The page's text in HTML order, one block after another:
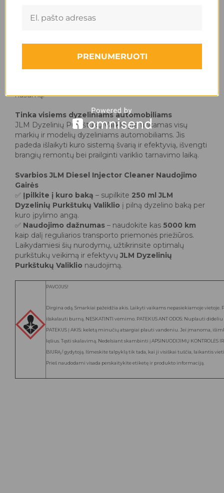
Didina cetano skaičių ir gerina sutepimą
pagerina degimo efektyvumą ir apsaugo kuro sistemos
Paprasta naudoti
našumą.
Tinka visiems dyzeliniams automobiliams
JLM Dyzelinių Purkštukų Valiklis yra tinkamas visų
markių ir modelių dyzeliniams automobiliams. Jis
padeda išlaikyti kuro sistemą švarią ir efektyvią, išvengti
brangių remontų bei prailginti variklio tarnavimo laiką.
Svarbios JLM Diesel Injector Cleaner Naudojimo
Gairės
✅ Įpilkite į kuro baką – supilkite 250 ml JLM
Dyzelinių Purkštukų Valiklio į pilną dyzelino baką per
kuro įpylimo angą.
✅ Naudojimo dažnumas – naudokite kas 5000 km
kaip dalį reguliarios transporto priemonės priežiūros.
Laikydamiesi šių nurodymų, užtikrinsite optimalų
purkštukų veikimą ir efektyvųJLM Dyzelinių
Purkštukų Valiklio naudojimą.
PAVOJUS!
Dirgina odą. Smarkiai pažeidžia akis. Laikyti vaikams nepasiekiamoje vietoje.
išskalauti burną. NESKATINTI vėmimo. PATEKUS ANT ODOS: Nuplauti
PATEKUS Į AKIS: keletą minučių atsargiai plauti vandeniu. Jei įmanoma,
lęšius. Tęsti skalavimą. Nedelsiant skambinti į APSINUODIJIMŲ KONTROLĖS IR
BIURĄ / gydytoją. Išmeskite talpyklą tik tada, kai ji visiškai tuščia, laikantis
Prieš naudodami visada perskaitykite etiketę ir produkto informaciją.
PRENUMERUOTI